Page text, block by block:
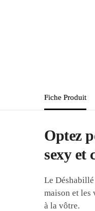
Fiche Produit
Optez
sexy et
Le
maison et les
à la vôtre.